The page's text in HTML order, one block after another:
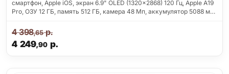
смартфон, Apple iOS, экран 6.9" OLED (1320x2868) 120 Гц, Apple A19
Pro, ОЗУ 12 ГБ, память 512 ГБ, камера 48 Мп, аккумулятор 5088 м…
4 249,90 р.
4 398,65р.